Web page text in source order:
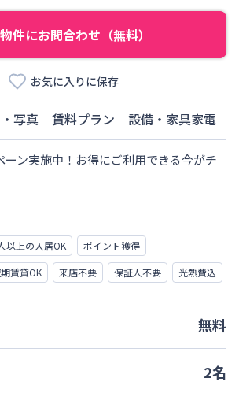
件にお問合わせ（無料）
お気に入りに保存
写真 賃料プラン 設備・家具家電
ン実施中！お得にご利用できる今がチ
以上の入居OK
ポイント獲得
賃貸OK 来店不要 保証人不要 光熱費込
無料
2名